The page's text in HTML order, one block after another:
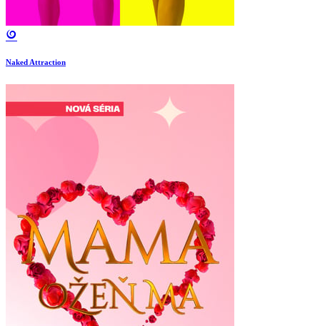
Naked Attraction